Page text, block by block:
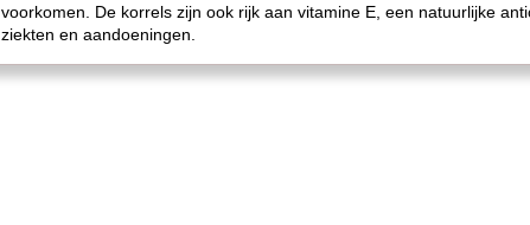
voorkomen. De korrels zijn ook rijk aan vitamine E, een natuurlijke
ziekten en aandoeningen.